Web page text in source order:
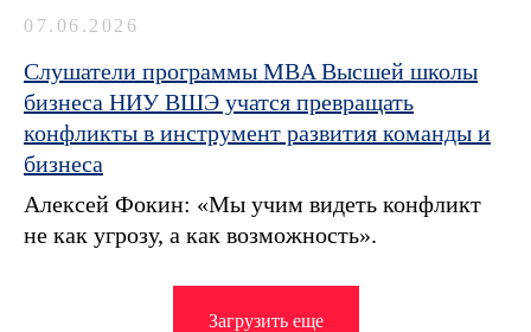
07.06.2026
Слушатели программы MBA Высшей школы
бизнеса НИУ ВШЭ учатся превращать
конфликты в инструмент развития команды и
бизнеса
Алексей Фокин: «Мы учим видеть конфликт
не как угрозу, а как возможность».
Загрузить еще